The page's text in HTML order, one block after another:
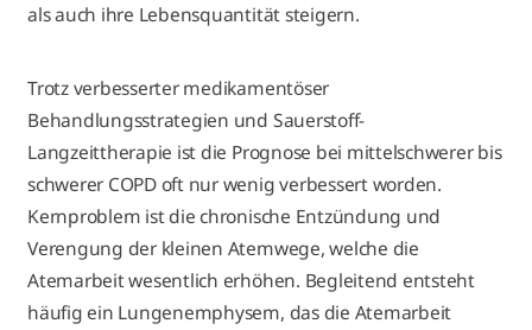
als auch ihre Lebensquantität steigern.
Trotz verbesserter medikamentöser
Behandlungsstrategien und Sauerstoff-
Langzeittherapie ist die Prognose bei mittelschwerer bis
schwerer COPD oft nur wenig verbessert worden.
Kernproblem ist die chronische Entzündung und
Verengung der kleinen Atemwege, welche die
Atemarbeit wesentlich erhöhen. Begleitend entsteht
häufig ein Lungenemphysem, das die Atemarbeit